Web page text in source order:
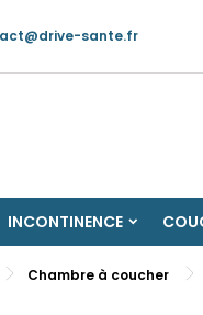
sante.fr
INCONTINENCE
Chambre à coucher